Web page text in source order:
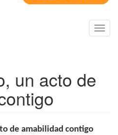
un acto de
de amabilidad contigo